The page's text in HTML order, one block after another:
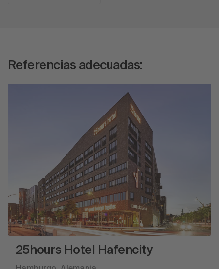
Referencias adecuadas:
25hours Hotel Hafencity